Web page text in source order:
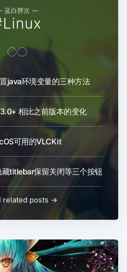
蓝白胖次 —
java环境变量的三种方法
相比之前版本的变化
可用的VLCKit
titlebar保留关闭等三个按钮
related posts →